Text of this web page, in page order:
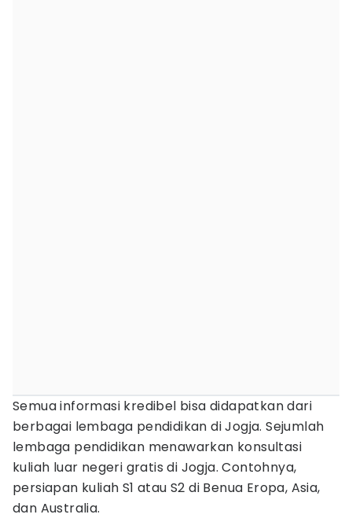
Semua informasi kredibel bisa didapatkan dari
berbagai lembaga pendidikan di Jogja. Sejumlah
lembaga pendidikan menawarkan konsultasi
kuliah luar negeri gratis di Jogja. Contohnya,
persiapan kuliah S1 atau S2 di Benua Eropa, Asia,
dan Australia.